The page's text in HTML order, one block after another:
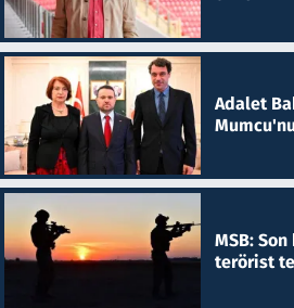
Adalet
MSB:
terörist